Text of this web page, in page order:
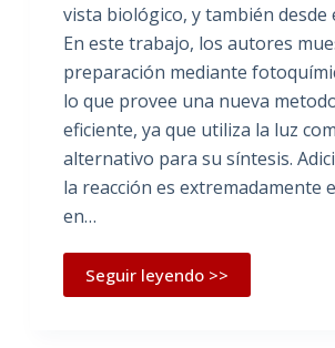
vista biológico, y también desde
En este trabajo, los autores
preparación mediante
lo que provee una nueva
eficiente, ya que utiliza la luz
alternativo para su síntesis.
la reacción es extremadamente
en…
Seguir leyendo >>